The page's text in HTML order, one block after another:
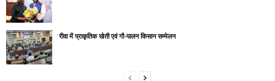
रीवा में प्राकृतिक खेती एवं गौ-पालन किसान सम्मेलन